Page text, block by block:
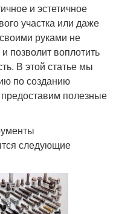
и эстетичное
участка или даже
руками не
позволит воплотить
В этой статье мы
по созданию
полезные
следующие